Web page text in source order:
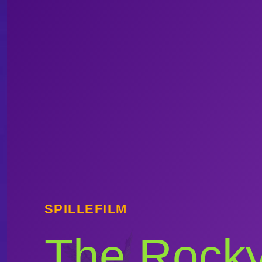
SPILLEFILM